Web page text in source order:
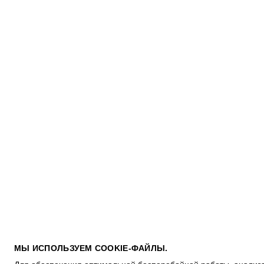
МЫ ИСПОЛЬЗУЕМ COOKIE-ФАЙЛЫ.
ПОКУПАТЕЛЯМ